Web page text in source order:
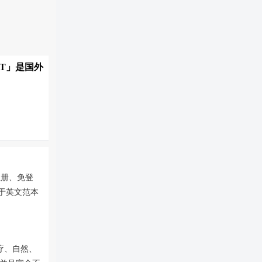
」是国外
、免登
英文范本
自然、